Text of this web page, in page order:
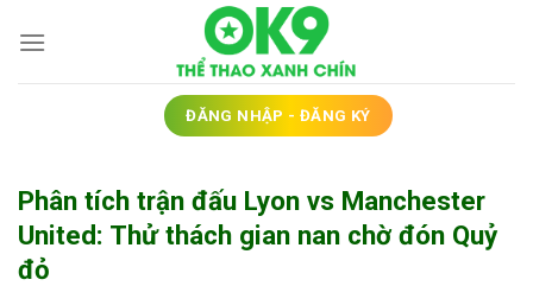
qua
ĐĂNG NHẬP - ĐĂNG KÝ
Phân tích trận đấu Lyon vs Manchester
United: Thử thách gian nan chờ đón Quỷ
đỏ